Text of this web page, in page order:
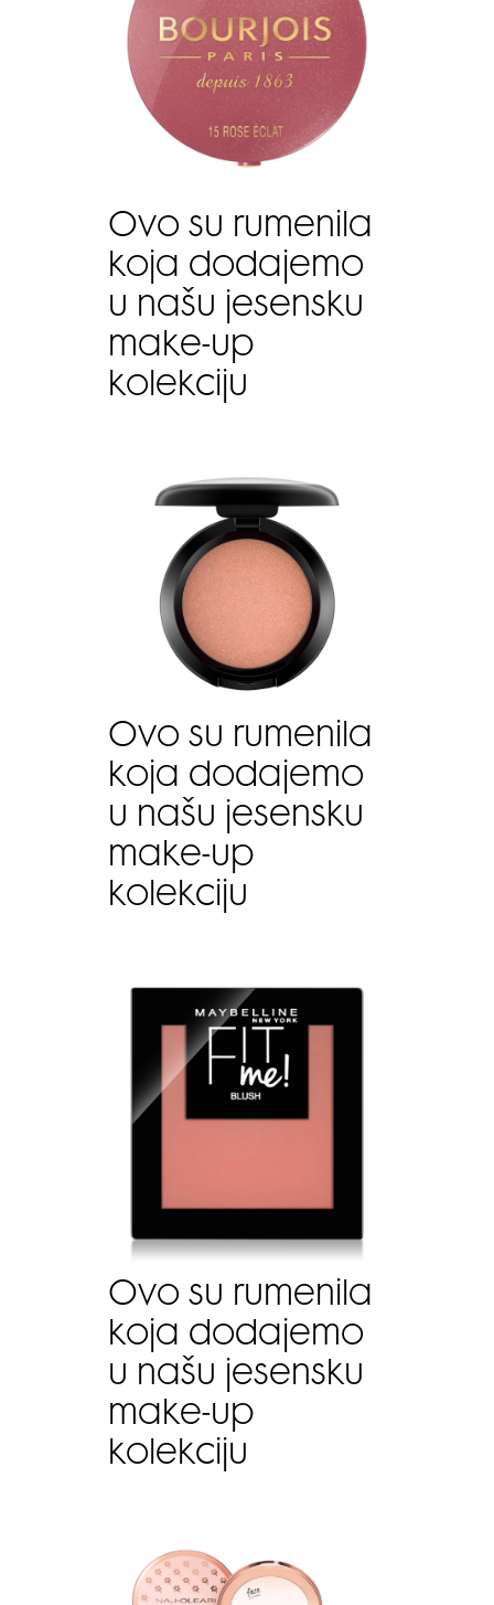
Ovo su rumenila
koja dodajemo
u našu jesensku
make-up
kolekciju
Ovo su rumenila
koja dodajemo
u našu jesensku
make-up
kolekciju
Ovo su rumenila
koja dodajemo
u našu jesensku
make-up
kolekciju